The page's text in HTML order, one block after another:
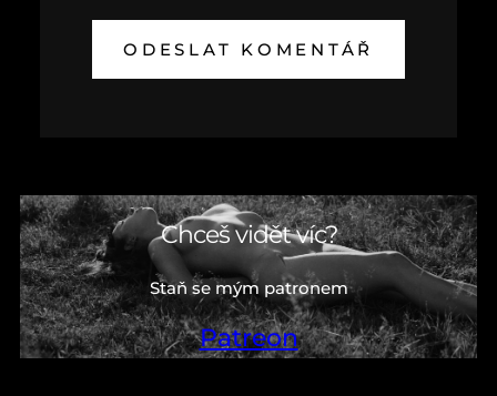
Chceš vidět víc?
Staň se mým patronem
Patreon